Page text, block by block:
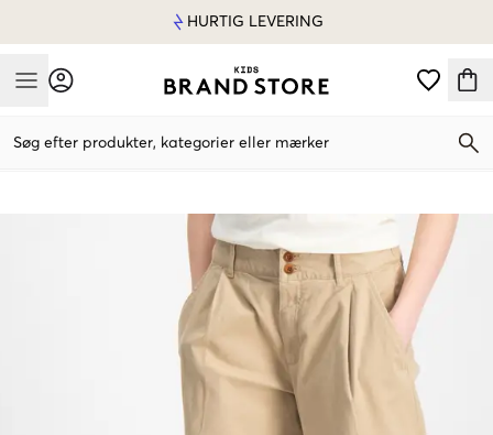
HURTIG LEVERING
Mobile Menu
Søg efter produkter, kategorier eller mærker